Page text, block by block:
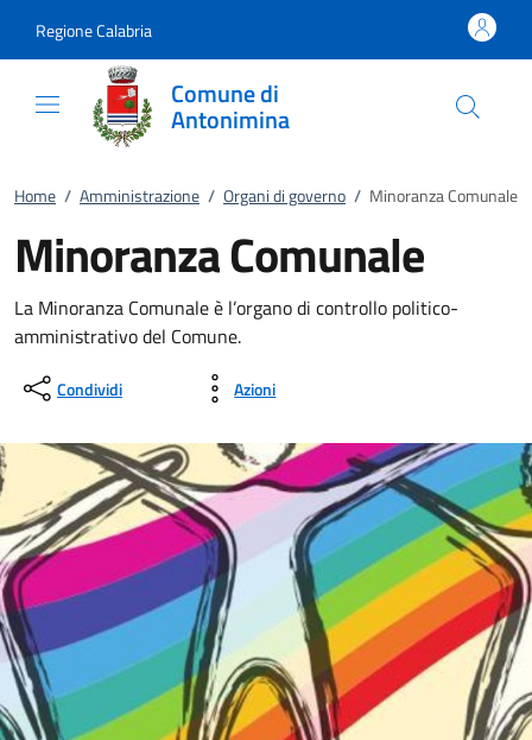
Regione Calabria
Comune di
Antonimina
Home / Amministrazione / Organi di governo / Minoranza Comunale
Minoranza Comunale
La Minoranza Comunale è l’organo di controllo politico-
amministrativo del Comune.
Condividi Azioni